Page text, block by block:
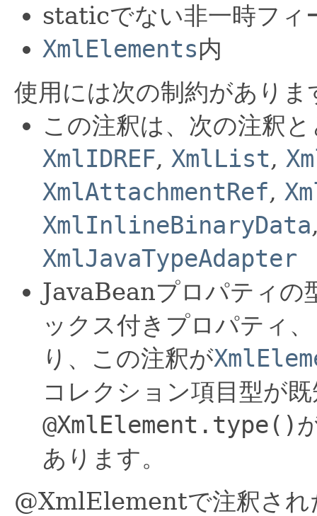
staticでない非一時フィ
XmlElements内
使用には次の制約がありま
この注釈は、次の注釈
XmlIDREF, XmlList,
XmlAttachmentRef,
XmlInlineBinaryData
XmlJavaTypeAdapter
JavaBeanプロパティの
ックス付きプロパティ
り、この注釈が
コレクション項目型が
@XmlElement.type()
あります。
@XmlElementで注釈され